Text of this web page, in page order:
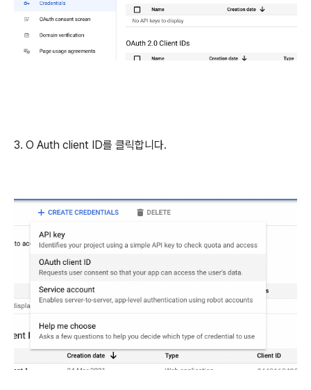
3. O Auth client ID를 클릭합니다.